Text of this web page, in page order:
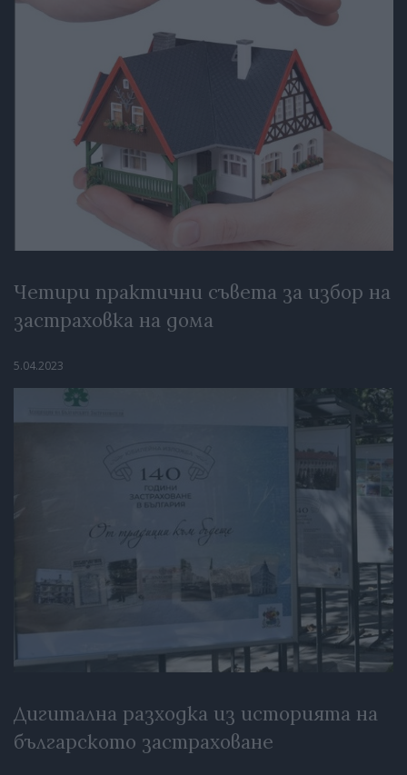
Четири практични съвета за избор на
застраховка на дома
5.04.2023
Дигитална разходка из историята на
българското застраховане